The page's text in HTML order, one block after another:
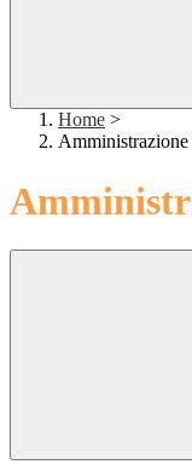
Home >
Amministrazione